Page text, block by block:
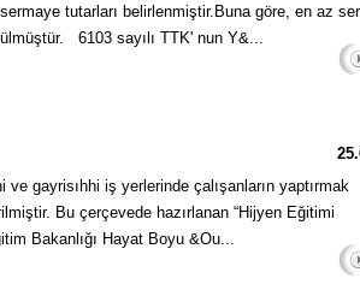
tutarları belirlenmiştir.Buna göre, en az
6103 sayılı TTK' nun Y&...
gayrisıhhi iş yerlerinde çalışanların yaptırmak
Bu çerçevede hazırlanan “Hijyen Eğitimi
Bakanlığı Hayat Boyu &Ou...